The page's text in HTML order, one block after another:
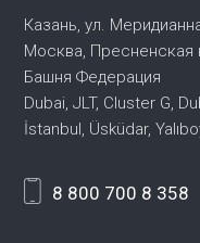
Казань, ул.
Москва, Пресненская
Башня Федерация
Dubai, JLT, Cluster G,
İstanbul, Üsküdar,
8 800 700 8 358